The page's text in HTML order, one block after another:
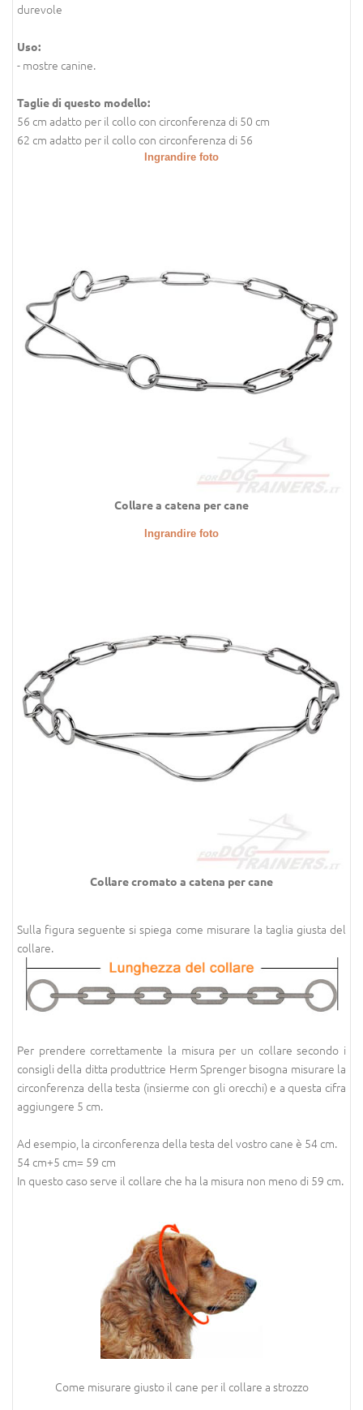
durevole
Uso:
- mostre canine.
Taglie di questo modello:
56 cm adatto per il collo con circonferenza di 50 cm
62 cm adatto per il collo con circonferenza di 56
Ingrandire foto
Collare a catena per cane
Ingrandire foto
Collare cromato a catena per cane
Sulla figura seguente si spiega come misurare la taglia giusta del
collare.
Per prendere correttamente la misura per un collare secondo i
consigli della ditta produttrice Herm Sprenger bisogna misurare la
circonferenza della testa (insierme con gli orecchi) e a questa cifra
aggiungere 5 cm.
Ad esempio, la circonferenza della testa del vostro cane è 54 cm.
54 cm+5 cm= 59 cm
In questo caso serve il collare che ha la misura non meno di 59 cm.
Come misurare giusto il cane per il collare a strozzo